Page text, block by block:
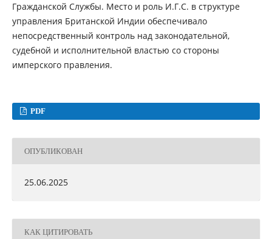
Гражданской Службы. Место и роль И.Г.С. в структуре
управления Британской Индии обеспечивало
непосредственный контроль над законодательной,
судебной и исполнительной властью со стороны
имперского правления.
PDF
ОПУБЛИКОВАН
25.06.2025
КАК ЦИТИРОВАТЬ